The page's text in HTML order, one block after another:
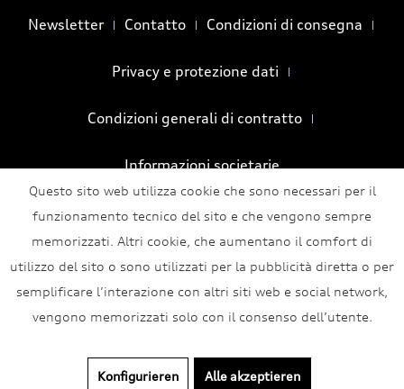
Newsletter Contatto Condizioni di consegna
Privacy e protezione dati
Condizioni generali di contratto
Informazioni societarie
Questo sito web utilizza cookie che sono necessari per il
funzionamento tecnico del sito e che vengono sempre
memorizzati. Altri cookie, che aumentano il comfort di
utilizzo del sito o sono utilizzati per la pubblicità diretta o per
semplificare l’interazione con altri siti web e social network,
vengono memorizzati solo con il consenso dell’utente.
Konfigurieren Alle akzeptieren